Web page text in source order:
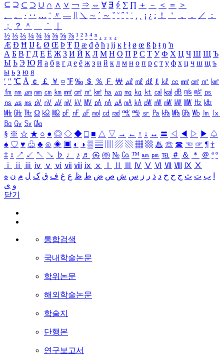
⊆ ⊇ ⊂ ⊃ ∪ ∩ ∧ ∨ ￢ ⇒ ⇔ ∀ ∃ ∮ ∑ ∏ ＋ － ＜ ＝
＞
、
。 · ‥ … ¨ 〃 ― ＼ ∼ ´ ～ ˇ ˘ ˝ ˚ ˙ ¸ ¡ ¿ ː ！ ＇ ， ． ／
：
；
？ ＾ ｀
½ ⅓ ⅔ ¼ ¾ ⅛ ⅜ ⅝ ⅞ ¹ ² ³ ⁴ ⁿ ₁ ₂ ₃ ₄
Æ Ð Ħ Ĳ Ł Ø Œ Þ Ŧ Ŋ æ đ ð ħ ı ĳ ĸ ŀ ł ø œ ß þ ŧ ŋ ŉ
А Б В Г Д Е Ё Ж З И Й К Л М Н О П Р С Т У Ф Х Ц Ч Ш Щ Ъ
Ы Ь Э Ю Я а б в г д е ё ж з и й к л м н о п р с т у ф х ц ч ш щ ъ
ы ь э ю я
′ ″ ℃ Å ￠ ￡ ￥ ¤ ℉ ‰ ＄ ％ Ｆ ￦ ㎕ ㎖ ㎗ ℓ ㎘ ㏄ ㎣ ㎤ ㎥ ㎦
㎙ ㎚ ㎛ ㎜ ㎝ ㎞ ㎟ ㎠ ㎡ ㎢ ㏊ ㎍ ㎎ ㎏ ㏏ ㎈ ㎉ ㏈ ㎧ ㎨ ㎰
㎱ ㎲ ㎳ ㎴ ㎵ ㎶ ㎷ ㎸ ㎹ ㎀ ㎁ ㎂ ㎃ ㎄ ㎺ ㎻ ㎽ ㎾ ㎿ ㎐ ㎑
㎒ ㎓ ㎔ Ω ㏀ ㏁ ㎊ ㎋ ㎌ ㏖ ㏅ ㎭ ㎮ ㎯ ㏛ ㎩ ㎪ ㎫ ㎬ ㏝ ㏐
㏓
㏃ ㏉ ㏜ ㏆
§ ※ ☆ ★ ○ ● ◎ ◇ ◆ □ ■ △ ▽ → ← ↑ ↓ ↔ 〓 ◁ ◀ ▷ ▶ ♤
♠ ♡ ♥ ♧ ♣ ⊙ ◈ ▣ ◐ ◑ ▒ ▤ ▨ ▧ ▦ ▩ ♨ ☏ ☎ ☜ ☞ ¶ †
‡ ↕ ↗ ↙ ↖ ↘ ♭ ♩ ♪ ♬ ㉿ ㈜ № ㏇ ™ ㏂ ㏘ ℡ ＃ ＆ ＊ ＠ ª º
ⅰ
ⅱ ⅲ ⅳ ⅴ ⅵ ⅶ ⅷ ⅸ ⅹ Ⅳ Ⅴ Ⅵ Ⅶ Ⅷ Ⅸ Ⅹ
ب ت ث ج ح خ د ذ ر ز س ش ص ض ط ظ ع غ ف ق ک ل م ن ه
و ی
닫기
통합검색
국내학술논문
학위논문
해외학술논문
학술지
단행본
연구보고서